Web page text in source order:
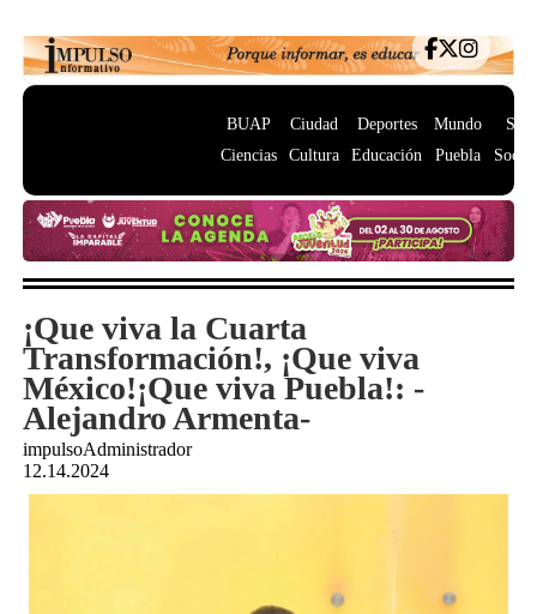
BUAP
Ciencias
Ciudad
Cultura
Deportes
Educación
Mundo
Puebla
¡Que viva la Cuarta
Transformación!, ¡Que viva
México!¡Que viva Puebla!: -
Alejandro Armenta-
impulsoAdministrador
12.14.2024